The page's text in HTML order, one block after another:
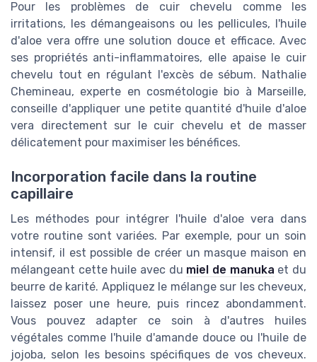
Pour les problèmes de cuir chevelu comme les
irritations, les démangeaisons ou les pellicules, l'huile
d'aloe vera offre une solution douce et efficace. Avec
ses propriétés anti-inflammatoires, elle apaise le cuir
chevelu tout en régulant l'excès de sébum. Nathalie
Chemineau, experte en cosmétologie bio à Marseille,
conseille d'appliquer une petite quantité d'huile d'aloe
vera directement sur le cuir chevelu et de masser
délicatement pour maximiser les bénéfices.
Incorporation facile dans la routine
capillaire
Les méthodes pour intégrer l'huile d'aloe vera dans
votre routine sont variées. Par exemple, pour un soin
intensif, il est possible de créer un masque maison en
mélangeant cette huile avec du miel de manuka et du
beurre de karité. Appliquez le mélange sur les cheveux,
laissez poser une heure, puis rincez abondamment.
Vous pouvez adapter ce soin à d'autres huiles
végétales comme l'huile d'amande douce ou l'huile de
jojoba, selon les besoins spécifiques de vos cheveux.